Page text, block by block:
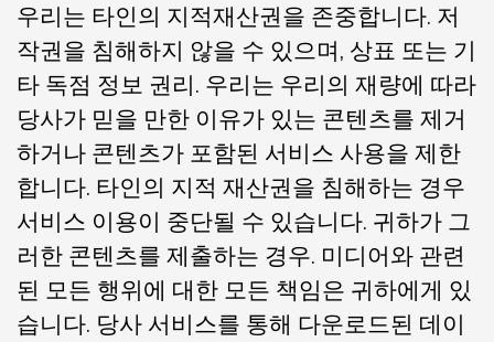
우리는 타인의 지적재산권을 존중합니다. 저
작권을 침해하지 않을 수 있으며, 상표 또는 기
타 독점 정보 권리. 우리는 우리의 재량에 따라
당사가 믿을 만한 이유가 있는 콘텐츠를 제거
하거나 콘텐츠가 포함된 서비스 사용을 제한
합니다. 타인의 지적 재산권을 침해하는 경우
서비스 이용이 중단될 수 있습니다. 귀하가 그
러한 콘텐츠를 제출하는 경우. 미디어와 관련
된 모든 행위에 대한 모든 책임은 귀하에게 있
습니다. 당사 서비스를 통해 다운로드된 데이